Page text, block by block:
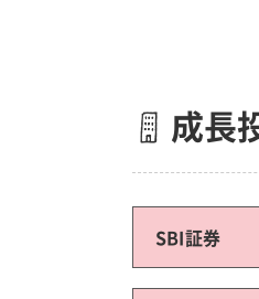
成長
SBI証券